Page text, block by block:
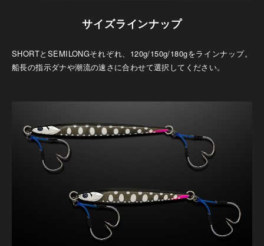
サイズラインナップ
SHORTとSEMILONGそれぞれ、120g/150g/180gをラインナップ。
船長の指示ダナや潮流の速さに合わせて選択してください。